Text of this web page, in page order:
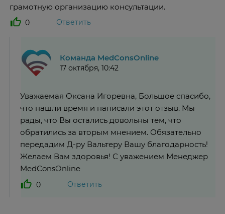
грамотную организацию консультации.
0 Ответить
Команда MedConsOnline
17 октября, 10:42
Уважаемая Оксана Игоревна, Большое спасибо,
что нашли время и написали этот отзыв. Мы
рады, что Вы остались довольны тем, что
обратились за вторым мнением. Обязательно
передадим Д-ру Вальтеру Вашу благодарность!
Желаем Вам здоровья! С уважением Менеджер
MedConsOnline
0 Ответить